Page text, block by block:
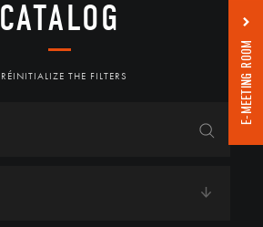
CATALOG
RÉINITIALIZE THE FILTERS E-MEETING ROOM